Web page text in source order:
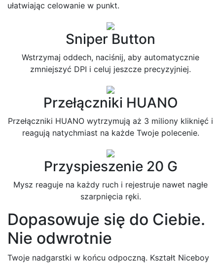
ułatwiając celowanie w punkt.
Sniper Button
Wstrzymaj oddech, naciśnij, aby automatycznie
zmniejszyć DPI i celuj jeszcze precyzyjniej.
Przełączniki HUANO
Przełączniki HUANO wytrzymują aż 3 miliony kliknięć i
reagują natychmiast na każde Twoje polecenie.
Przyspieszenie 20 G
Mysz reaguje na każdy ruch i rejestruje nawet nagłe
szarpnięcia ręki.
Dopasowuje się do Ciebie.
Nie odwrotnie
Twoje nadgarstki w końcu odpoczną. Kształt Niceboy